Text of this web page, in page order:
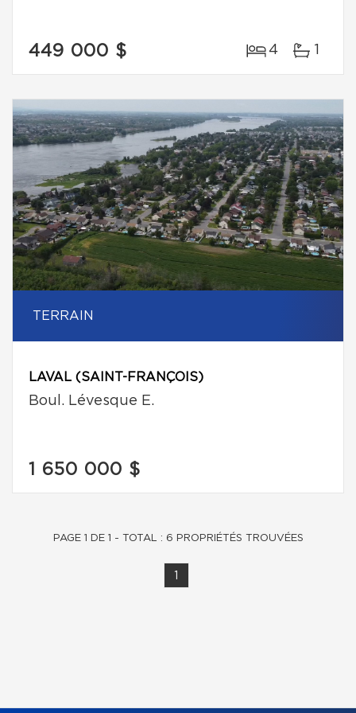
449 000 $ 4 1
TERRAIN
LAVAL (SAINT-FRANÇOIS)
Boul. Lévesque E.
1 650 000 $
PAGE 1 DE 1 - TOTAL : 6 PROPRIÉTÉS TROUVÉES